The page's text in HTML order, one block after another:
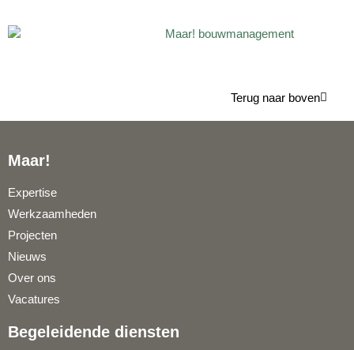
Terug naar boven
Maar!
Expertise
Werkzaamheden
Projecten
Nieuws
Over ons
Vacatures
Begeleidende diensten